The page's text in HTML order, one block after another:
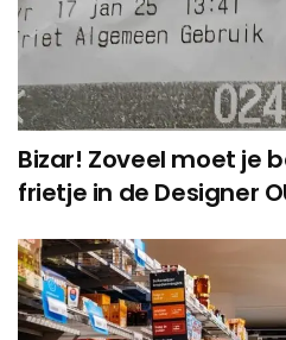
Bizar! Zoveel moet je
frietje in de Designer